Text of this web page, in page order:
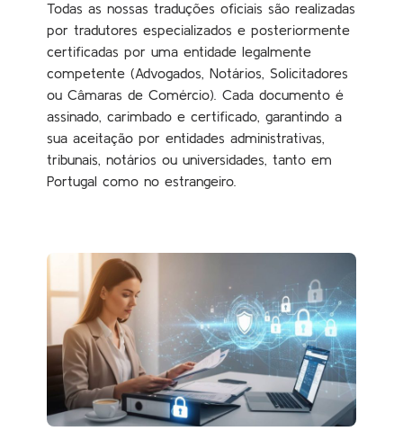
Todas as nossas traduções oficiais são realizadas
por tradutores especializados e posteriormente
certificadas por uma entidade legalmente
competente (Advogados, Notários, Solicitadores
ou Câmaras de Comércio). Cada documento é
assinado, carimbado e certificado, garantindo a
sua aceitação por entidades administrativas,
tribunais, notários ou universidades, tanto em
Portugal como no estrangeiro.